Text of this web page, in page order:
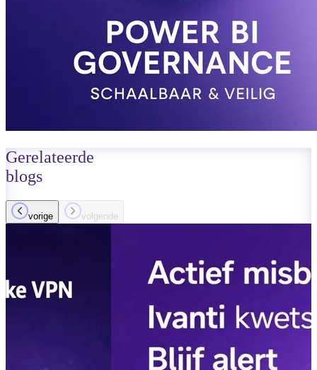
Gerelateerde
blogs
vorige volgende